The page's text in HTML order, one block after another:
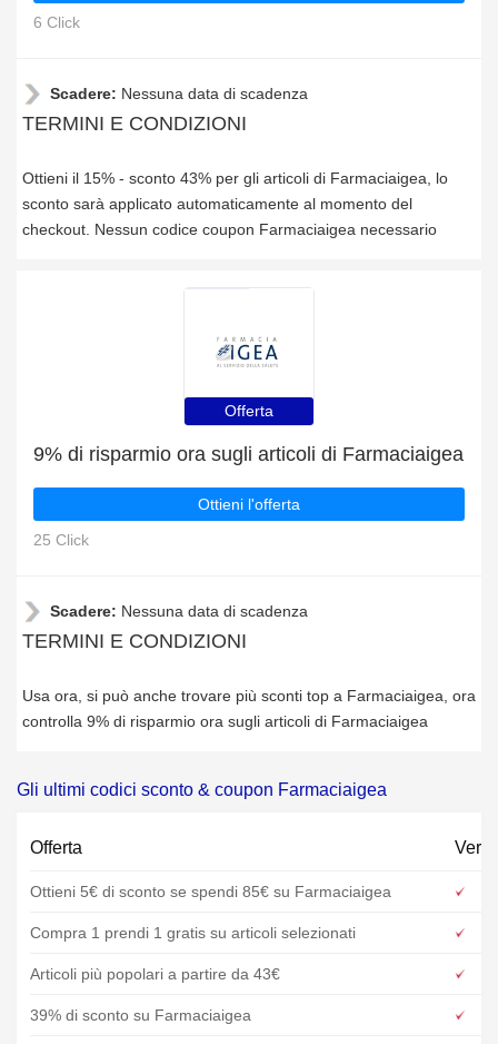
6 Click
Scadere: Nessuna data di scadenza
TERMINI E CONDIZIONI
Ottieni il 15% - sconto 43% per gli articoli di Farmaciaigea, lo
sconto sarà applicato automaticamente al momento del
checkout. Nessun codice coupon Farmaciaigea necessario
Offerta
9% di risparmio ora sugli articoli di Farmaciaigea
Ottieni l'offerta
25 Click
Scadere: Nessuna data di scadenza
TERMINI E CONDIZIONI
Usa ora, si può anche trovare più sconti top a Farmaciaigea, ora
controlla 9% di risparmio ora sugli articoli di Farmaciaigea
Gli ultimi codici sconto & coupon Farmaciaigea
Offerta
Ottieni 5€ di sconto se spendi 85€ su Farmaciaigea
Compra 1 prendi 1 gratis su articoli selezionati
Articoli più popolari a partire da 43€
39% di sconto su Farmaciaigea